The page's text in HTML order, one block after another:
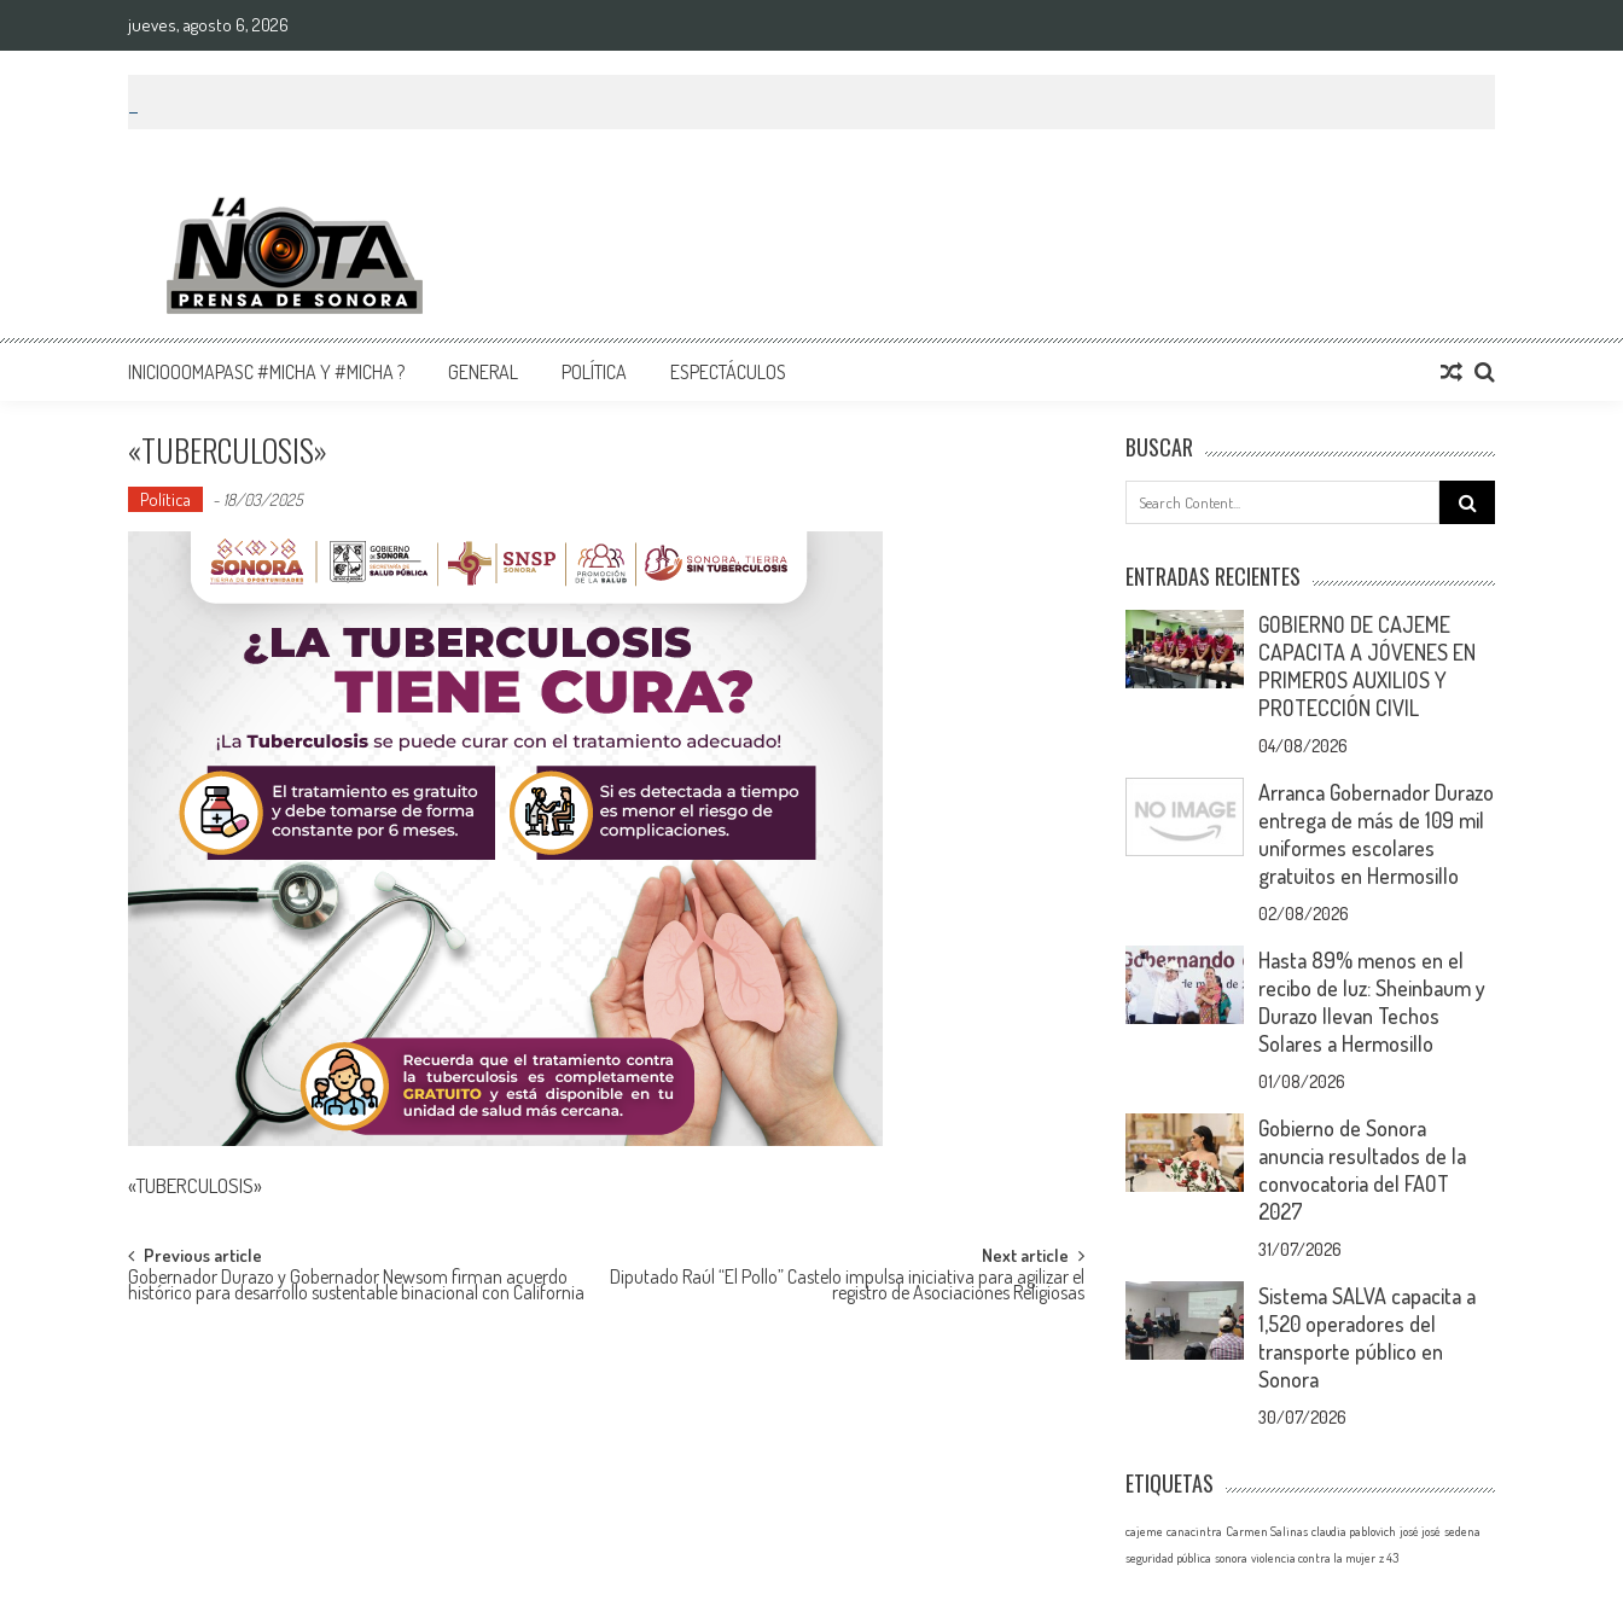
jueves, agosto 6, 2026
La Nota Prensa De Sonora
Noticias del día
INICIOOOMAPASC #MICHA Y #MICHA ? GENERAL POLÍTICA ESPECTÁCULOS
«TUBERCULOSIS»
Política - 18/03/2025
«TUBERCULOSIS»
Post
navigation
Previous article
Gobernador Durazo y Gobernador Newsom firman acuerdo
histórico para desarrollo sustentable binacional con California
Next article
Diputado Raúl “El Pollo” Castelo impulsa iniciativa para agilizar el
registro de Asociaciones Religiosas
BUSCAR
Search
for:
ENTRADAS RECIENTES
GOBIERNO DE CAJEME
CAPACITA A JÓVENES EN
PRIMEROS AUXILIOS Y
PROTECCIÓN CIVIL
04/08/2026
Arranca Gobernador Durazo
entrega de más de 109 mil
uniformes escolares
gratuitos en Hermosillo
02/08/2026
Hasta 89% menos en el
recibo de luz: Sheinbaum y
Durazo llevan Techos
Solares a Hermosillo
01/08/2026
Gobierno de Sonora
anuncia resultados de la
convocatoria del FAOT
2027
31/07/2026
Sistema SALVA capacita a
1,520 operadores del
transporte público en
Sonora
30/07/2026
ETIQUETAS
cajeme canacintra Carmen Salinas claudia pablovich josé josé sedena
seguridad pública sonora violencia contra la mujer z 43